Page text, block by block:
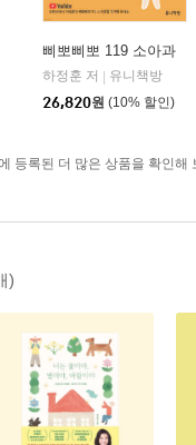
삐뽀삐뽀 119 소아과
하정훈 저
유니책방
26,820원 (10% 할인)
등록된 더 많은 상품을 확인해
)